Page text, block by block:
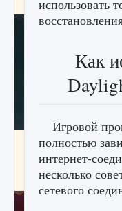
Как проверить
Hawk Ops
9 августа 2024
использовать
Как
Игровой
полностью
интернет-
несколько
сетевого